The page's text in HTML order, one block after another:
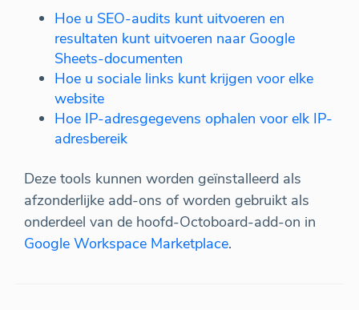
Hoe u SEO-audits kunt uitvoeren en
resultaten kunt uitvoeren naar Google
Sheets-documenten
Hoe u sociale links kunt krijgen voor elke
website
Hoe IP-adresgegevens ophalen voor elk IP-
adresbereik
Deze tools kunnen worden geïnstalleerd als
afzonderlijke add-ons of worden gebruikt als
onderdeel van de hoofd-Octoboard-add-on in
Google Workspace Marketplace.